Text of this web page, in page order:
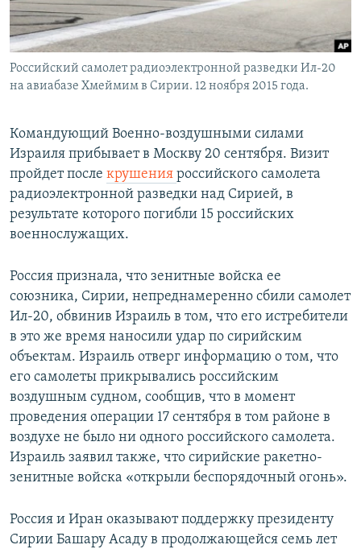
Российский самолет радиоэлектронной разведки Ил-20
на авиабазе Хмеймим в Сирии. 12 ноября 2015 года.
Командующий Военно-воздушными силами
Израиля прибывает в Москву 20 сентября. Визит
пройдет после крушения российского самолета
радиоэлектронной разведки над Сирией, в
результате которого погибли 15 российских
военнослужащих.
Россия признала, что зенитные войска ее
союзника, Сирии, непреднамеренно сбили самолет
Ил-20, обвинив Израиль в том, что его истребители
в это же время наносили удар по сирийским
объектам. Израиль отверг информацию о том, что
его самолеты прикрывались российским
воздушным судном, сообщив, что в момент
проведения операции 17 сентября в том районе в
воздухе не было ни одного российского самолета.
Израиль заявил также, что сирийские ракетно-
зенитные войска «открыли беспорядочный огонь».
Россия и Иран оказывают поддержку президенту
Сирии Башару Асаду в продолжающейся семь лет